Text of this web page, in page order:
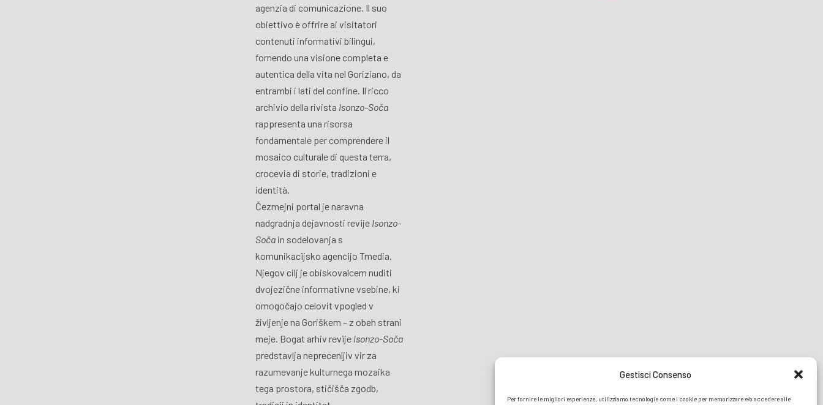
Gestisci Consenso
Per fornire le migliori esperienze, utilizziamo tecnologie come i cookie per memorizzare e/o accedere alle
agenzia di comunicazione. Il suo
obiettivo è offrire ai visitatori
contenuti informativi bilingui,
fornendo una visione completa e
autentica della vita nel Goriziano, da
entrambi i lati del confine. Il ricco
archivio della rivista Isonzo-Soča
rappresenta una risorsa
fondamentale per comprendere il
mosaico culturale di questa terra,
crocevia di storie, tradizioni e
identità.
Čezmejni portal je naravna
nadgradnja dejavnosti revije Isonzo-
Soča in sodelovanja s
komunikacijsko agencijo Tmedia.
Njegov cilj je obiskovalcem nuditi
dvojezične informativne vsebine, ki
omogočajo celovit vpogled v
življenje na Goriškem – z obeh strani
meje. Bogat arhiv revije Isonzo-Soča
predstavlja neprecenljiv vir za
razumevanje kulturnega mozaika
tega prostora, stičišča zgodb,